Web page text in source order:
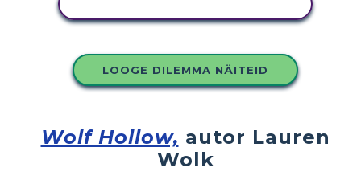
LOOGE DILEMMA NÄITEID
Wolf Hollow, autor Lauren
Wolk